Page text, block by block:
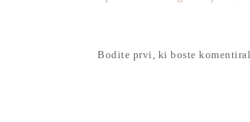
Bodite prvi, ki boste